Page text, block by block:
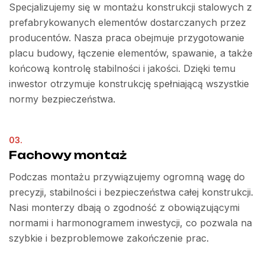
Specjalizujemy się w montażu konstrukcji stalowych z
prefabrykowanych elementów dostarczanych przez
producentów. Nasza praca obejmuje przygotowanie
placu budowy, łączenie elementów, spawanie, a także
końcową kontrolę stabilności i jakości. Dzięki temu
inwestor otrzymuje konstrukcję spełniającą wszystkie
normy bezpieczeństwa.
03.
Fachowy montaż
Podczas montażu przywiązujemy ogromną wagę do
precyzji, stabilności i bezpieczeństwa całej konstrukcji.
Nasi monterzy dbają o zgodność z obowiązującymi
normami i harmonogramem inwestycji, co pozwala na
szybkie i bezproblemowe zakończenie prac.